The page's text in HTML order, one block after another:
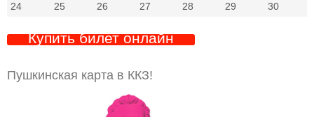
24
25 26 27 28 29 30
Купить билет онлайн
Пушкинская карта в ККЗ!